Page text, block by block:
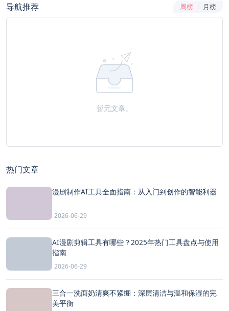
导航推荐 周榜 月榜
暂无文章。
热门文章
漫剧制作AI工具全面指南：从入门到创作的智能利器
2026-06-29
AI漫剧剪辑工具有哪些？2025年热门工具盘点与使用
指南
2026-06-29
三合一洗面奶清爽不紧绷：深层清洁与温和保湿的完
美平衡